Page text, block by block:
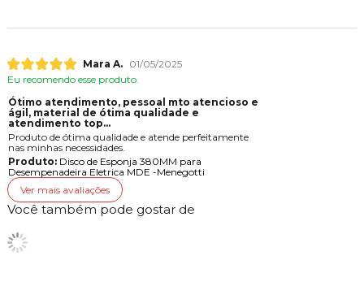
Mara A.
01/05/2025
Eu recomendo esse produto.
Ótimo atendimento, pessoal mto atencioso e
gil, material de ótima qualidade e
atendimento top...
Produto de ótima qualidade e atende perfeitamente
nas minhas necessidades.
Produto:Disco de Esponja 380MM para
Desempenadeira Eletrica MDE -Menegotti
Ver mais avaliações
Você também pode gostar de